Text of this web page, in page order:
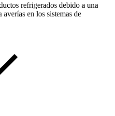
refrigerados debido a una
en los sistemas de